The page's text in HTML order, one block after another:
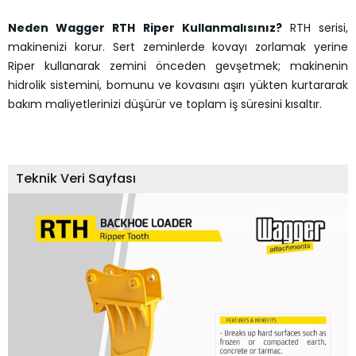
Neden Wagger RTH Riper Kullanmalısınız?RTH serisi,
makinenizi korur. Sert zeminlerde kovayı zorlamak yerine
Riper kullanarak zemini önceden gevşetmek; makinenin
hidrolik sistemini, bomunu ve kovasını aşırı yükten kurtararak
bakım maliyetlerinizi düşürür ve toplam iş süresini kısaltır.
Teknik Veri Sayfası